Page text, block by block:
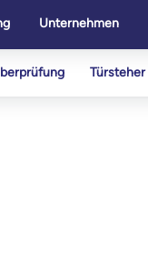
Unternehmen
Türsteher